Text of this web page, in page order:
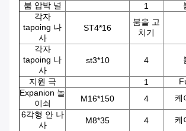
붐 압박 널
1
각자
tapoing 나
사
ST4*16
붐을 고
치기
각자
tapoing 나
사
st3*10 4
지원 극 1
Expanion 놀
이쇠
M16*150 4
케
6각형 안 나
사
M8*35 4
케